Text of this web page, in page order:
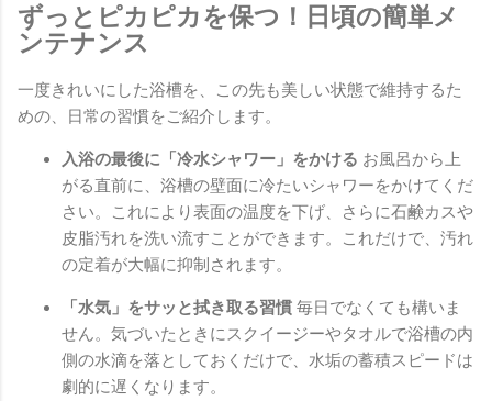
ずっとピカピカを保つ！日頃の簡単メ
ンテナンス
一度きれいにした浴槽を、この先も美しい状態で維持するた
めの、日常の習慣をご紹介します。
入浴の最後に「冷水シャワー」をかける お風呂から上
がる直前に、浴槽の壁面に冷たいシャワーをかけてくだ
さい。これにより表面の温度を下げ、さらに石鹸カスや
皮脂汚れを洗い流すことができます。これだけで、汚れ
の定着が大幅に抑制されます。
「水気」をサッと拭き取る習慣 毎日でなくても構いま
せん。気づいたときにスクイージーやタオルで浴槽の内
側の水滴を落としておくだけで、水垢の蓄積スピードは
劇的に遅くなります。